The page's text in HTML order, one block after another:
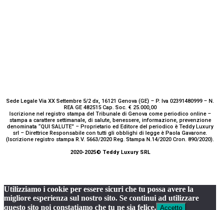
Sede Legale Via XX Settembre 5/2 dx, 16121 Genova (GE) – P. Iva 02391480999 – N.
REA GE 482515 Cap. Soc. € 25.000,00
Iscrizione nel registro stampa del Tribunale di Genova come periodico online –
stampa a carattere settimanale, di salute, benessere, informazione, prevenzione
denominata “QUI SALUTE” – Proprietario ed Editore del periodico è Teddy Luxury
srl – Direttrice Responsabile con tutti gli obblighi di legge è Paola Gavarone.
(Iscrizione registro stampa R.V. 5663/2020 Reg. Stampa N.14/2020 Cron. 890/2020).
2020-2025© Teddy Luxury SRL
Utilizziamo i cookie per essere sicuri che tu possa avere la
migliore esperienza sul nostro sito. Se continui ad utilizzare
questo sito noi constatiamo che tu ne sia felice. Accetto